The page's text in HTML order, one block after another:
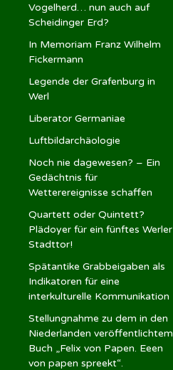
Vogelherd… nun auch auf
Scheidinger Erd?
In Memoriam Franz Wilhelm
Fickermann
Legende der Grafenburg in
Werl
Liberator Germaniae
Luftbildarchäologie
Noch nie dagewesen? – Ein
Gedächtnis für
Wetterereignisse schaffen
Quartett oder Quintett?
Plädoyer für ein fünftes Werler
Stadttor!
Spätantike Grabbeigaben als
Indikatoren für eine
interkulturelle Kommunikation
Stellungnahme zu dem in den
Niederlanden veröffentlichtem
Buch „Felix von Papen. Eeen
von papen spreekt“.